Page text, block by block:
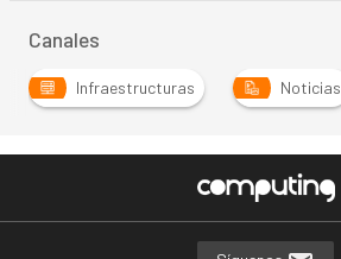
Canales
Infraestructuras Noticias